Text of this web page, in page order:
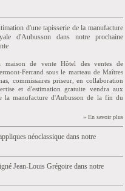
d'une tapisserie de la manufacture
d'Aubusson dans notre prochaine
maison de vente Hôtel des ventes de
Ferrand sous le marteau de Maîtres
commissaires priseur, en collaboration
et d'estimation gratuite vendra aux
la manufacture d'Aubusson de la fin du
» En savoir plus
néoclassique dans notre
Jean-Louis Grégoire dans notre